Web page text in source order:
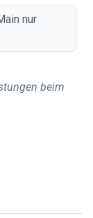
in
nur
beim